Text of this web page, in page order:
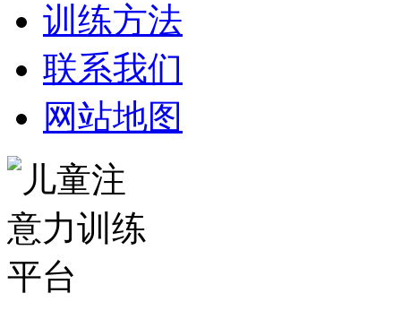
训练方法
联系我们
网站地图